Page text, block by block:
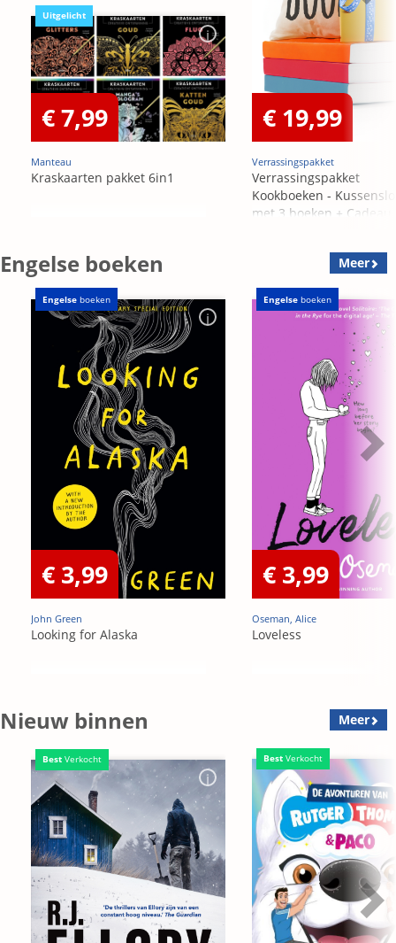
Uitgelicht
€ 7,99
Manteau
Kraskaarten pakket 6in1
€ 19,99
Verrassingspakket
Verrassingspakket
Kookboeken -
met 3 boeken + Cadeau
Engelse boeken Meer
Engelse boeken
€ 3,99
John Green
Looking for Alaska
Engelse boeken
€ 3,99
Oseman, Alice
Loveless
Nieuw binnen Meer
Best Verkocht Best Verkocht